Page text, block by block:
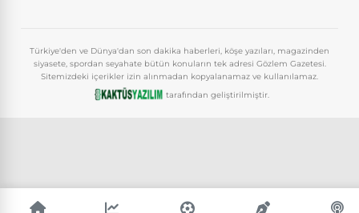
Türkiye'den ve Dünya'dan son dakika haberleri, köşe yazıları, magazinden
siyasete, spordan seyahate bütün konuların tek adresi Gözlem Gazetesi.
Sitemizdeki içerikler izin alınmadan kopyalanamaz ve kullanılamaz.
tarafından geliştirilmiştir.